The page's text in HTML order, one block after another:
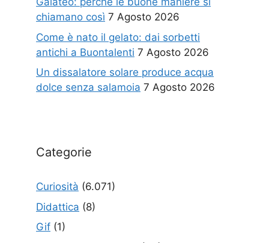
chiamano così 7 Agosto 2026
Come è nato il gelato: dai sorbetti
antichi a Buontalenti 7 Agosto 2026
Un dissalatore solare produce acqua
dolce senza salamoia 7 Agosto 2026
Categorie
Curiosità (6.071)
Didattica (8)
Gif (1)